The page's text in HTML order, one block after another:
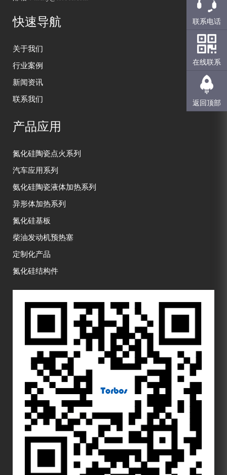
快速导航
关于我们
行业案例
新闻资讯
联系我们
产品应用
氮化硅陶瓷点火系列
汽车应用系列
氨化硅陶瓷液体加热系列
异形体加热系列
氮化硅基板
柴油发动机预热塞
定制化产品
氮化硅结构件
联系电话
在线联系
返回顶部